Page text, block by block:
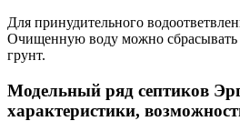
Для принудительного
Очищенную воду можно сбрасывать
грунт.
Модельный ряд септиков
характеристики,